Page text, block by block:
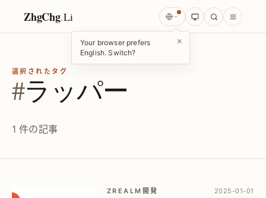
ZhgChg.Li
Your browser prefers
English. Switch?
×
選択されたタグ
#ラッパー
1 件の記事
ZREALM開発 2025-01-01